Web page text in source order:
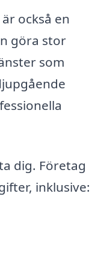
också en
göra stor
som
dig. Företag
inklusive: